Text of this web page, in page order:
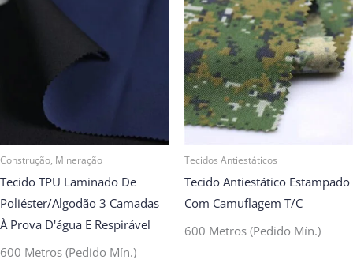
Construção, Mineração
Tecido TPU Laminado De
Poliéster/algodão 3 Camadas
À Prova D'água E Respirável
600 Metros (Pedido Mín.)
Tecidos Antiestáticos
Tecido Antiestático Estampado
Com Camuflagem T/C
600 Metros (Pedido Mín.)